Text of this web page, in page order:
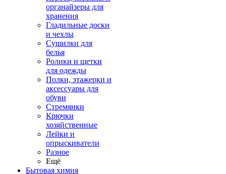
органайзеры для
хранения
Гладильные доски
и чехлы
Сушилки для
белья
Ролики и щетки
для одежды
Полки, этажерки и
аксессуары для
обуви
Стремянки
Крючки
хозяйственные
Лейки и
опрыскиватели
Разное
Ещё
Бытовая химия